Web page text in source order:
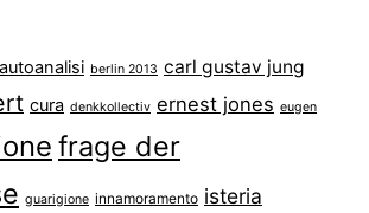
autoanalisi berlin 2013 carl gustav jung
cura denkkollectiv ernest jones eugen
frage der
guarigione innamoramento isteria